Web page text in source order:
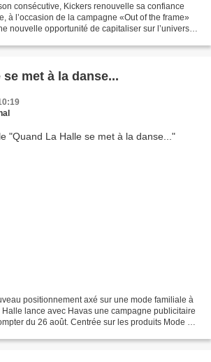
consécutive, Kickers renouvelle sa confiance
à l’occasion de la campagne «Out of the frame»
nouvelle opportunité de capitaliser sur l’univers
met à la danse...
positionnement axé sur une mode familiale à
lance avec Havas une campagne publicitaire
du 26 août. Centrée sur les produits Mode &